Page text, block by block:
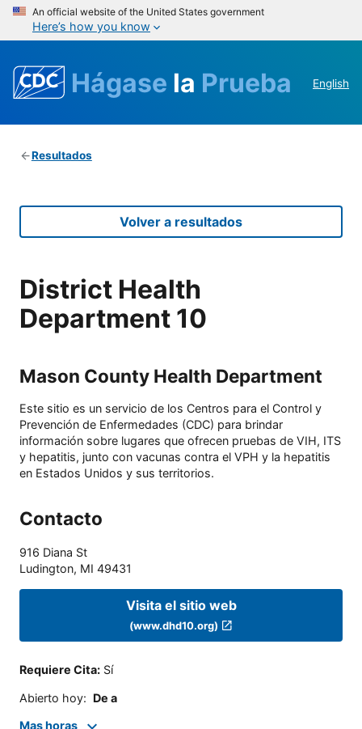
An official website of the United States government
Here’s how you know
Hágase la Prueba English
Resultados
Volver a resultados
District Health
Department 10
Mason County Health Department
Este sitio es un servicio de los Centros para el Control y
Prevención de Enfermedades (CDC) para brindar
información sobre lugares que ofrecen pruebas de VIH, ITS
y hepatitis, junto con vacunas contra el VPH y la hepatitis
en Estados Unidos y sus territorios.
Contacto
916 Diana St
Ludington, MI 49431
Visita el sitio web
(www.dhd10.org)
Requiere Cita: Sí
Abierto hoy: De a
Mas horas